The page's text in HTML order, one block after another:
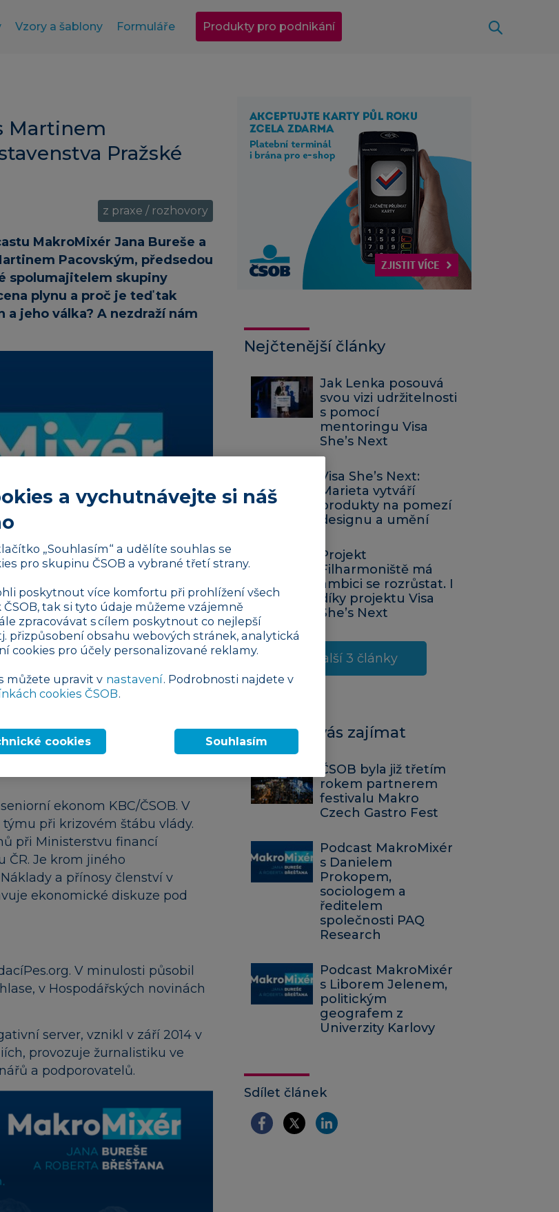
Vzory a šablony Formuláře Produkty pro podnikání
Martinem
Pražské
z praxe / rozhovory
MakroMixér Jana Bureše a
Pacovským, předsedou
spolumajitelem skupiny
plynu a proč je teď tak
a jeho válka? A nezdraží nám
ekonomice a trzích. S
ekonom KBC/ČSOB. V
při krizovém štábu vlády.
při Ministerstvu financí
Je krom jiného
a přínosy členství v
ekonomické diskuze pod
V minulosti působil
v Hospodářských novinách
server, vznikl v září 2014 v
provozuje žurnalistiku ve
a podporovatelů.
Nejčtenější články
Jak Lenka posouvá
svou vizi udržitelnosti
s pomocí
mentoringu Visa
She’s Next
Visa She’s Next:
Marieta vytváří
produkty na pomezí
designu a umění
Projekt
Filharmoniště má
ambici se rozrůstat. I
díky projektu Visa
She’s Next
Další 3 články
Mohlo by vás zajímat
ČSOB byla již třetím
rokem partnerem
festivalu Makro
Czech Gastro Fest
Podcast MakroMixér
s Danielem
Prokopem,
sociologem a
ředitelem
společnosti PAQ
Research
Podcast MakroMixér
s Liborem Jelenem,
politickým
geografem z
Univerzity Karlovy
Sdílet článek
a vychutnávejte si náš
„Souhlasím“ a udělíte souhlas se
pro skupinu ČSOB a vybrané třetí strany.
poskytnout více komfortu při prohlížení všech
tak si tyto údaje můžeme vzájemně
zpracovávat s cílem poskytnout co nejlepší
přizpůsobení obsahu webových stránek, analytická
cookies pro účely personalizované reklamy.
můžete upravit v nastavení. Podrobnosti najdete v
cookies ČSOB.
cookies Souhlasím